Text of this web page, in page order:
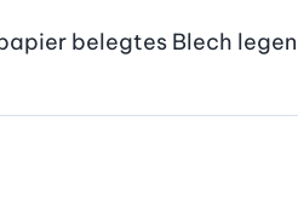
belegtes Blech